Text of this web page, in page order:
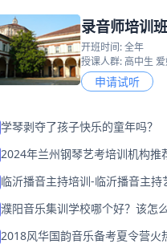
录音师培训班
开班时间: 全年
授课人群: 高中生
申请试听
学琴剥夺了孩子快乐的童年吗？
2024年兰州钢琴艺考培训机构推
临沂播音主持培训-临沂播音主持
濮阳音乐集训学校哪个好？该怎
2018风华国韵音乐备考夏令营火